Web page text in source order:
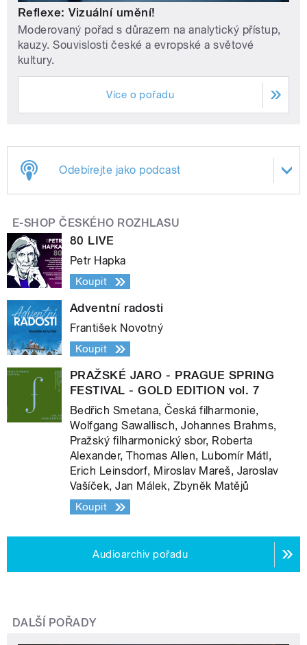
Reflexe: Vizuální umění!
Moderovaný pořad s důrazem na analytický přístup,
kauzy. Souvislosti české a evropské a světové
kultury.
Více o pořadu
Odebírejte jako podcast
E-SHOP ČESKÉHO ROZHLASU
80 LIVE
Petr Hapka
Koupit
Adventní radosti
František Novotný
Koupit
PRAŽSKÉ JARO - PRAGUE SPRING
FESTIVAL - GOLD EDITION vol. 7
Bedřich Smetana, Česká filharmonie,
Wolfgang Sawallisch, Johannes Brahms,
Pražský filharmonický sbor, Roberta
Alexander, Thomas Allen, Lubomír Mátl,
Erich Leinsdorf, Miroslav Mareš, Jaroslav
Vašíček, Jan Málek, Zbyněk Matějů
Koupit
Audioarchiv pořadu
DALŠÍ POŘADY